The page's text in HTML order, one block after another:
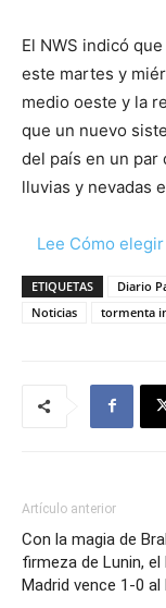
El NWS indicó
este martes y
medio oeste y la
que un nuevo
del país en un par
lluvias y nevadas
Lee Cómo
ETIQUETAS Diario
Noticias
tormenta
Artículo anterior
Con la magia de
firmeza de Lunin, el
Madrid vence 1-0 al